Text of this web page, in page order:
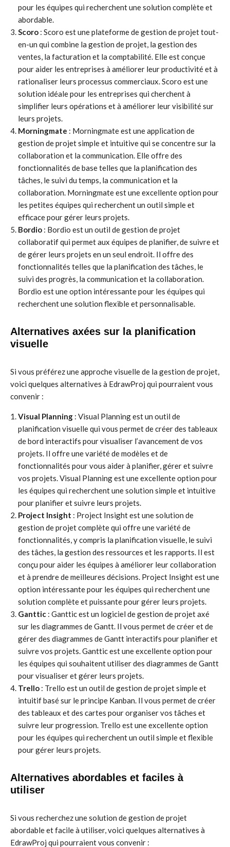
pour les équipes qui recherchent une solution complète et
abordable.
Scoro : Scoro est une plateforme de gestion de projet tout-
en-un qui combine la gestion de projet, la gestion des
ventes, la facturation et la comptabilité. Elle est conçue
pour aider les entreprises à améliorer leur productivité et à
rationaliser leurs processus commerciaux. Scoro est une
solution idéale pour les entreprises qui cherchent à
simplifier leurs opérations et à améliorer leur visibilité sur
leurs projets.
Morningmate : Morningmate est une application de
gestion de projet simple et intuitive qui se concentre sur la
collaboration et la communication. Elle offre des
fonctionnalités de base telles que la planification des
tâches, le suivi du temps, la communication et la
collaboration. Morningmate est une excellente option pour
les petites équipes qui recherchent un outil simple et
efficace pour gérer leurs projets.
Bordio : Bordio est un outil de gestion de projet
collaboratif qui permet aux équipes de planifier, de suivre et
de gérer leurs projets en un seul endroit. Il offre des
fonctionnalités telles que la planification des tâches, le
suivi des progrès, la communication et la collaboration.
Bordio est une option intéressante pour les équipes qui
recherchent une solution flexible et personnalisable.
Alternatives axées sur la planification
visuelle
Si vous préférez une approche visuelle de la gestion de projet,
voici quelques alternatives à EdrawProj qui pourraient vous
convenir :
Visual Planning : Visual Planning est un outil de
planification visuelle qui vous permet de créer des tableaux
de bord interactifs pour visualiser l’avancement de vos
projets. Il offre une variété de modèles et de
fonctionnalités pour vous aider à planifier, gérer et suivre
vos projets. Visual Planning est une excellente option pour
les équipes qui recherchent une solution simple et intuitive
pour planifier et suivre leurs projets.
Project Insight : Project Insight est une solution de
gestion de projet complète qui offre une variété de
fonctionnalités, y compris la planification visuelle, le suivi
des tâches, la gestion des ressources et les rapports. Il est
conçu pour aider les équipes à améliorer leur collaboration
et à prendre de meilleures décisions. Project Insight est une
option intéressante pour les équipes qui recherchent une
solution complète et puissante pour gérer leurs projets.
Ganttic : Ganttic est un logiciel de gestion de projet axé
sur les diagrammes de Gantt. Il vous permet de créer et de
gérer des diagrammes de Gantt interactifs pour planifier et
suivre vos projets. Ganttic est une excellente option pour
les équipes qui souhaitent utiliser des diagrammes de Gantt
pour visualiser et gérer leurs projets.
Trello : Trello est un outil de gestion de projet simple et
intuitif basé sur le principe Kanban. Il vous permet de créer
des tableaux et des cartes pour organiser vos tâches et
suivre leur progression. Trello est une excellente option
pour les équipes qui recherchent un outil simple et flexible
pour gérer leurs projets.
Alternatives abordables et faciles à
utiliser
Si vous recherchez une solution de gestion de projet
abordable et facile à utiliser, voici quelques alternatives à
EdrawProj qui pourraient vous convenir :